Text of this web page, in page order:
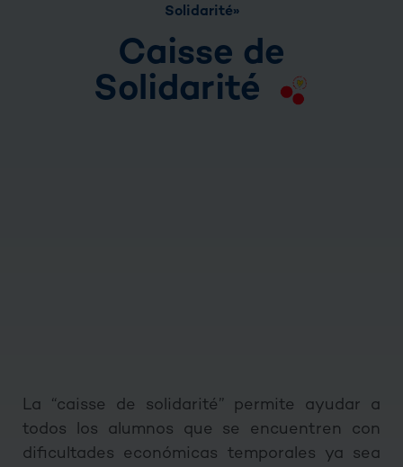
Solidarité»
Caisse de
Solidarité
La “caisse de solidarité” permite ayudar a
todos los alumnos que se encuentren con
dificultades económicas temporales ya sea